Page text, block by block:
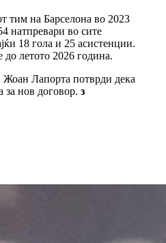
тим на Барселона во 2023
натпревари во сите
18 гола и 25 асистенции.
до летото 2026 година.
Жоан Лапорта потврди дека
за нов договор. з